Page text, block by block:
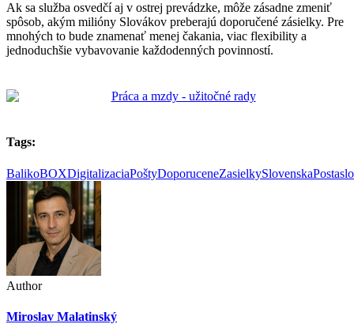
Ak sa služba osvedčí aj v ostrej prevádzke, môže zásadne zmeniť
spôsob, akým milióny Slovákov preberajú doporučené zásielky. Pre
mnohých to bude znamenať menej čakania, viac flexibility a
jednoduchšie vybavovanie každodenných povinností.
Tags:
BalikoBOXDigitalizaciaPoštyDoporuceneZasielkySlovenskaPosta
Author
Miroslav Malatinský